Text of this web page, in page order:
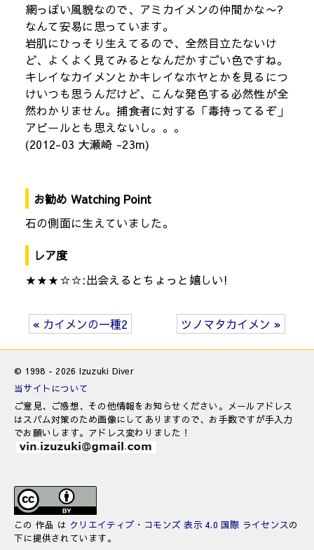
網っぽい風貌なので、アミカイメンの仲間かな〜?
なんて安易に思っています。
岩肌にひっそり生えてるので、全然目立たないけ
ど、よくよく見てみるとなんだかすごい色ですね。
キレイなカイメンとかキレイなホヤとかを見るにつ
けいつも思うんだけど、こんな発色する必然性が全
然わかりません。捕食者に対する「毒持ってるぞ」
アピールとも思えないし。。。
(2012-03 大瀬崎 -23m)
お勧め Watching Point
石の側面に生えていました。
レア度
★★★☆☆:出会えるとちょっと嬉しい!
« カイメンの一種2 ツノマタカイメン »
© 1998 - 2026 Izuzuki Diver
当サイトについて
ご意見、ご感想、その他情報をお知らせください。メールアドレス
はスパム対策のため画像にしてありますので、お手数ですが手入力
でお願いします。アドレス変わりました！
この 作品 は クリエイティブ・コモンズ 表示 4.0 国際 ライセンスの
下に提供されています。